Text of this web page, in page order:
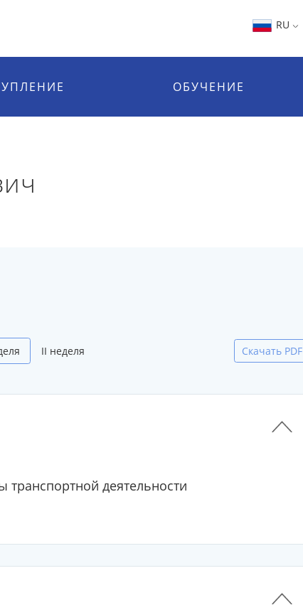
RU
ОБУЧЕНИЕ
II неделя Скачать PDF
деятельности